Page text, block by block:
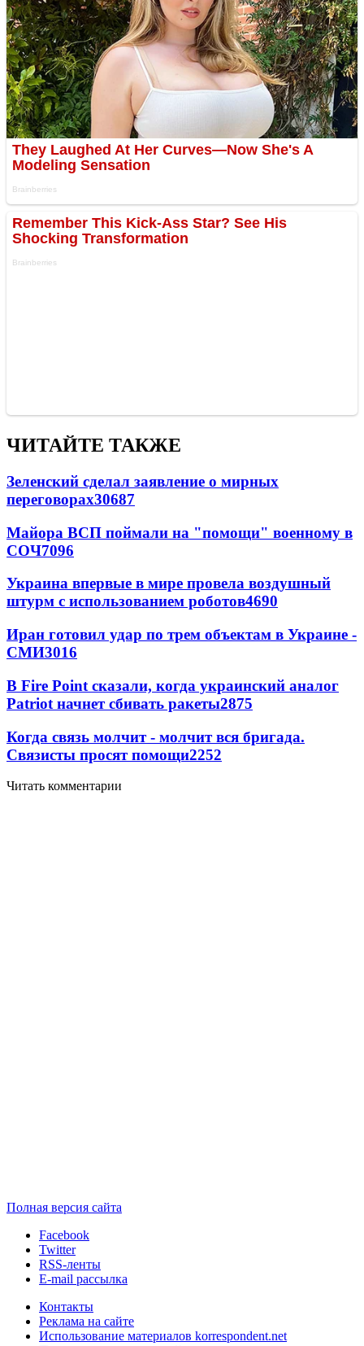
ЧИТАЙТЕ ТАКЖЕ
Зеленский сделал заявление о мирных
переговорах30687
Майора ВСП поймали на "помощи" военному в
СОЧ7096
Украина впервые в мире провела воздушный
штурм с использованием роботов4690
Иран готовил удар по трем объектам в Украине -
СМИ3016
В Fire Point сказали, когда украинский аналог
Patriot начнет сбивать ракеты2875
Когда связь молчит - молчит вся бригада.
Связисты просят помощи2252
Читать комментарии
Полная версия сайта
Facebook
Twitter
RSS-ленты
E-mail рассылка
Контакты
Реклама на сайте
Использование материалов korrespondent.net